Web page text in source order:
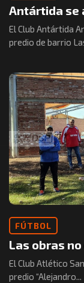
Antártida se
El Club Antártida
predio de barrio
FÚTBOL
Las obras
El Club Atlético
predio “Alejandro...